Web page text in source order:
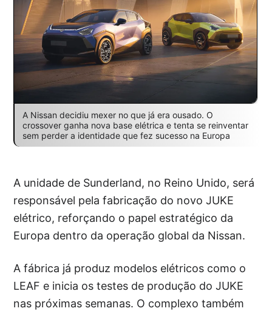
A Nissan decidiu mexer no que já era ousado. O
crossover ganha nova base elétrica e tenta se reinventar
sem perder a identidade que fez sucesso na Europa
A unidade de Sunderland, no Reino Unido, será
responsável pela fabricação do novo JUKE
elétrico, reforçando o papel estratégico da
Europa dentro da operação global da Nissan.
A fábrica já produz modelos elétricos como o
LEAF e inicia os testes de produção do JUKE
nas próximas semanas. O complexo também